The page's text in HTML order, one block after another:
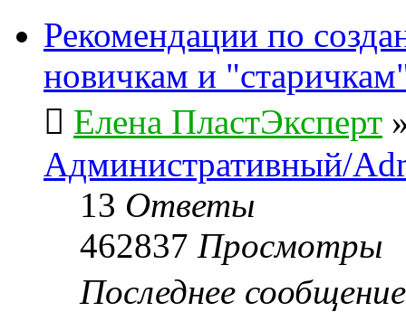
Рекомендации по
новичкам и
Елена ПластЭксперт
Административный/
13 Ответы
462837 Просмотры
Последнее